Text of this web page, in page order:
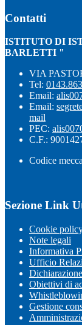
Contatti
ISTITUTO DI
BARLETTI "
VIA
Tel:
Email:
Email:
mail
PEC:
C.F.:
Codice
Sezione Link
Cookie
Note legali
Informativa
Ufficio
Obiettivi di
Gestione